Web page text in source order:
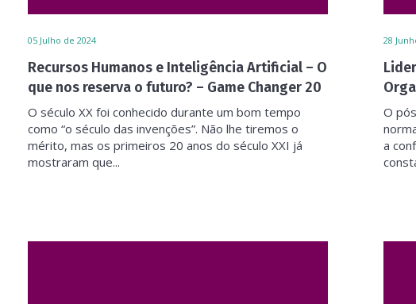
05 Julho de 2024
Recursos Humanos e Inteligência Artificial – O
que nos reserva o futuro? – Game Changer 20
O século XX foi conhecido durante um bom tempo
como “o século das invenções”. Não lhe tiremos o
mérito, mas os primeiros 20 anos do século XXI já
mostraram que...
28
O
a